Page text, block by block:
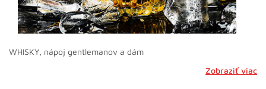
WHISKY, nápoj gentlemanov a dám
Zobraziť viac